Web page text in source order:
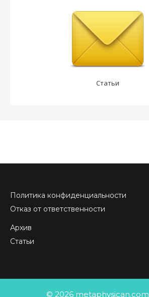
Статьи
Политика конфиденциальности
Отказ от ответственности
Архив
Статьи
© 2026 metaphysican.com